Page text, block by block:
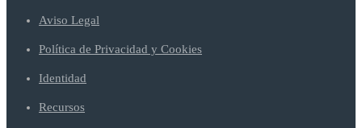
Aviso Legal
Política de Privacidad y Cookies
Identidad
Recursos